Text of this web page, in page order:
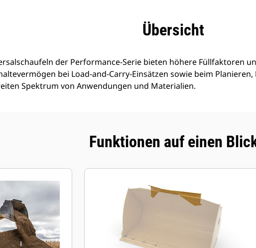
Technische DatenÜbersicht
der Performance-Serie bieten höhere Füllfaktoren
bei Load-and-Carry-Einsätzen sowie beim
Spektrum von Anwendungen und Materialien.
Funktionen auf einen